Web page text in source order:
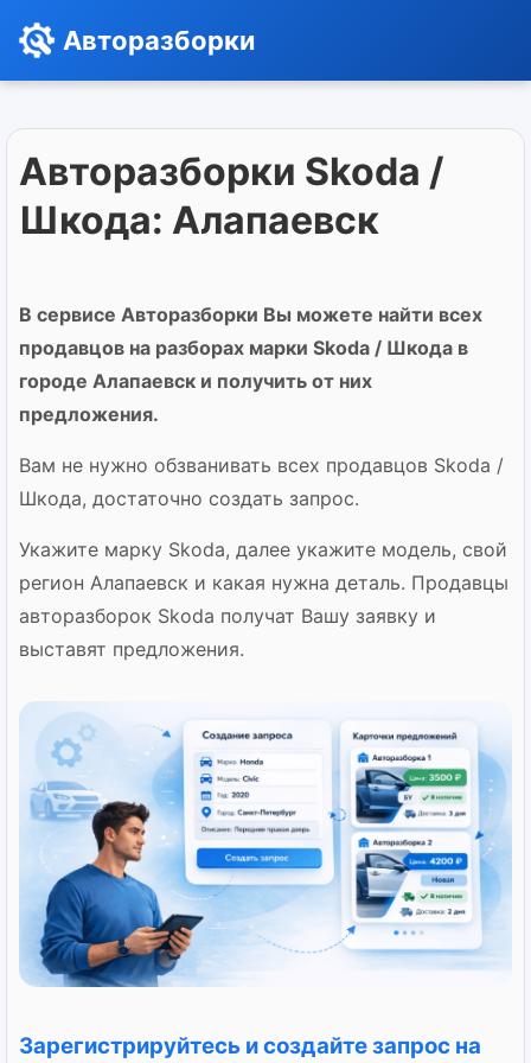
Авторазборки
Авторазборки Skoda /
Шкода: Алапаевск
В сервисе Авторазборки Вы можете найти всех
продавцов на разборах марки Skoda / Шкода в
городе Алапаевск и получить от них
предложения.
Вам не нужно обзванивать всех продавцов Skoda /
Шкода, достаточно создать запрос.
Укажите марку Skoda, далее укажите модель, свой
регион Алапаевск и какая нужна деталь. Продавцы
авторазборок Skoda получат Вашу заявку и
выставят предложения.
Зарегистрируйтесь и создайте запрос на